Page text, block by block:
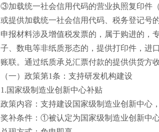
③加载统一社会信用代码的营业执照复印件
或提供加载统一社会信用代码、税务登记号
申报材料涉及增值税发票的，属于购进的，
子、数电等非纸质形态的，提供打印件，进
账联。通过纸质承兑汇票付款的提供供货方
（一）政策第1条：支持研发机构建设
1.国家级制造业创新中心补贴
政策内容：支持建设国家级制造业创新中心
奖补条件： ①被认定为国家级制造业创新中